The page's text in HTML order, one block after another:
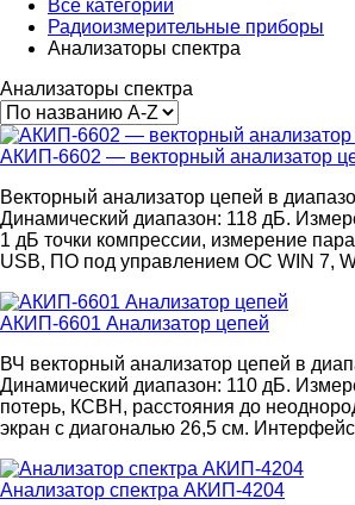
Все категории
Радиоизмерительные приборы
Анализаторы спектра
Анализаторы спектра
АКИП-6602 — векторный анализатор
Векторный анализатор цепей в
Динамический диапазон: 118 дБ.
1 дБ точки компрессии, измерение
USB, ПО под управлением ОС WIN 7,
АКИП-6601 Анализатор цепей
ВЧ векторный анализатор цепей в
Динамический диапазон: 110 дБ.
потерь, КСВН, расстояния до
экран с диагональю 26,5 см.
Анализатор спектра АКИП-4204